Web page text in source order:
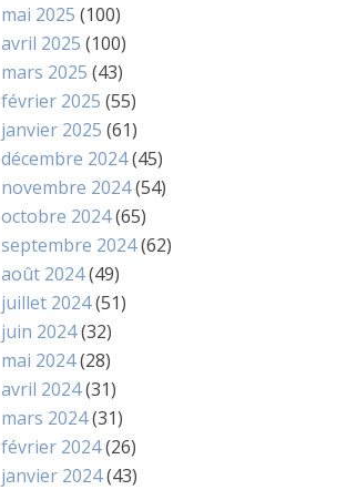
mai 2025 (100)
avril 2025 (100)
mars 2025 (43)
février 2025 (55)
janvier 2025 (61)
décembre 2024(45)
novembre 2024(54)
octobre 2024(65)
septembre 2024(62)
août 2024(49)
juillet 2024(51)
juin 2024(32)
mai 2024(28)
avril 2024(31)
mars 2024(31)
février 2024(26)
janvier 2024(43)